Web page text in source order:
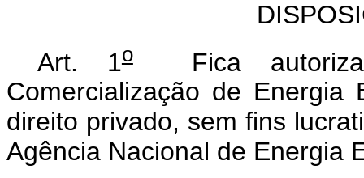
Art. 1oFica
Comercialização de
direito privado, sem fins
Agência Nacional de Energia